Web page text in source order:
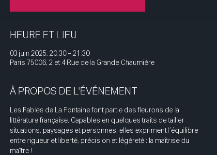
HEURE ET LIEU
03 juin 2025, 20:30 – 21:30
Paris 75006, 2 et 4 Rue de la Grande Chaumière
À PROPOS DE L'ÉVÉNEMENT
Les Fables de La Fontaine font partie des fleurons de la
littérature française. Capables en quelques traits de tailler
situations, paysages et personnes, elles expriment l’équilibre
entre rigueur et liberté, précision et légèreté : la maîtrise du
maître !